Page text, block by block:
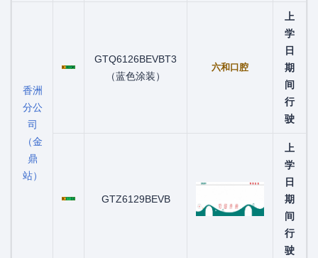
香洲
分公
司
（金
鼎
站）
粤C00209D
GTQ6126BEVBT3
（蓝色涂装）
六和口腔
上
学
日
期
间
行
驶
GTZ6129BEVB
上
学
日
期
间
行
驶